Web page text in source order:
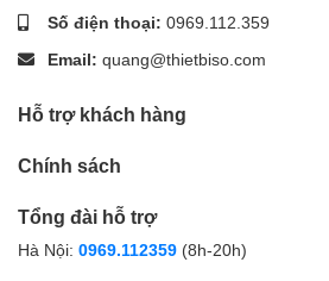
Số điện thoại: 0969.112.359
Email: quang@thietbiso.com
Hỗ trợ khách hàng
Chính sách
Tổng đài hỗ trợ
Hà Nội: 0969.112359 (8h-20h)